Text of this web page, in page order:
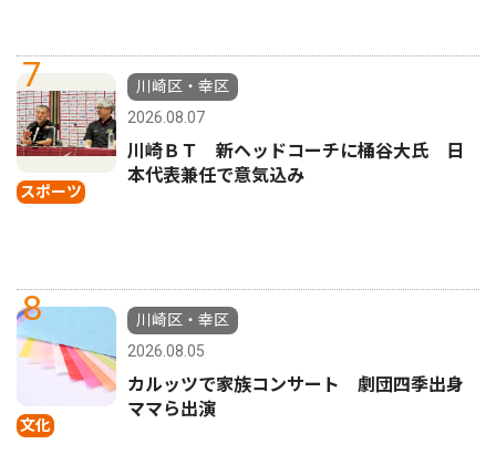
7
スポーツ
川崎区・幸区
2026.08.07
川崎ＢＴ 新ヘッドコーチに桶谷大氏 日
本代表兼任で意気込み
8
文化
川崎区・幸区
2026.08.05
カルッツで家族コンサート 劇団四季出身
ママら出演